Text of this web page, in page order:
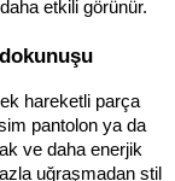
etkili görünür.
hareketli parça
pantolon ya da
ve daha enerjik
uğraşmadan stil